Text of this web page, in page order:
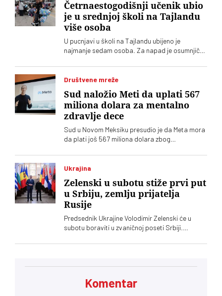
Četrnaestogodišnji učenik ubio
je u srednjoj školi na Tajlandu
više osoba
U pucnjavi u školi na Tajlandu ubijeno je
najmanje sedam osoba. Za napad je osumnjičen
Društvene mreže
Sud naložio Meti da uplati 567
miliona dolara za mentalno
zdravlje dece
Sud u Novom Meksiku presudio je da Meta mora
da plati još 567 miliona dolara zbog
platformama. Kompnija odbacuje optužbe i
najavljuje žalbu
Ukrajina
Zelenski u subotu stiže prvi put
u Srbiju, zemlju prijatelja
Rusije
Predsednik Ukrajine Volodimir Zelenski će u
subotu boraviti u zvaničnoj poseti Srbiji.
Vučić, saopštila je služba za saradnju sa
Komentar